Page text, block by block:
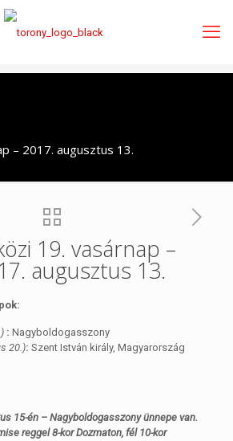
– 2017. augusztus 13.
19. vasárnap –
augusztus 13.
: Nagyboldogasszony
20.): Szent István király, Magyarország
15-én – Nagyboldogasszony ünnepe van.
reggel 8-kor Dozmaton, fél 10-kor